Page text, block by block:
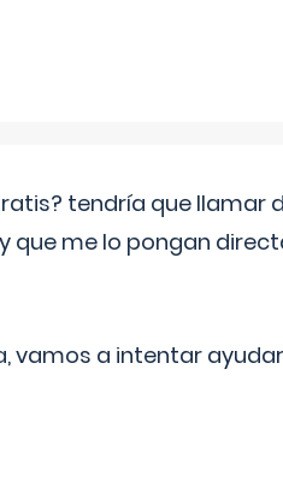
tendría que
que me lo pongan
vamos a intentar